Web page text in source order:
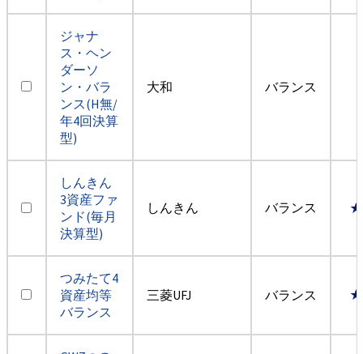
ジャナ
ス・ヘン
ダーソ
ン・バラ
ンス(H無/
年4回決算
型)
大和 バランス
しんきん
3資産ファ
ンド(毎月
決算型)
しんきん バランス
つみたて4
資産均等
バランス
三菱UFJ バランス